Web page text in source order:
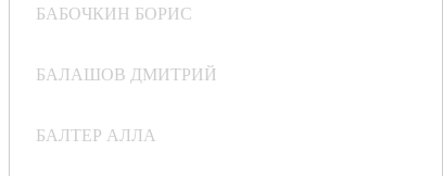
БАБОЧКИН БОРИС
БАЛАШОВ ДМИТРИЙ
БАЛТЕР АЛЛА